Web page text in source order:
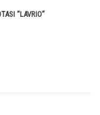
“LAVRIO”